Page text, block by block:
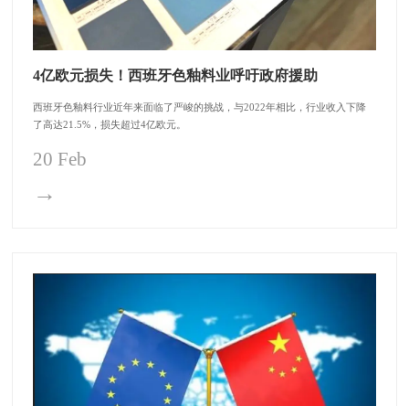
4亿欧元损失！西班牙色釉料业呼吁政府援助
西班牙色釉料行业近年来面临了严峻的挑战，与2022年相比，行业收入下降
了高达21.5%，损失超过4亿欧元。
20 Feb
→